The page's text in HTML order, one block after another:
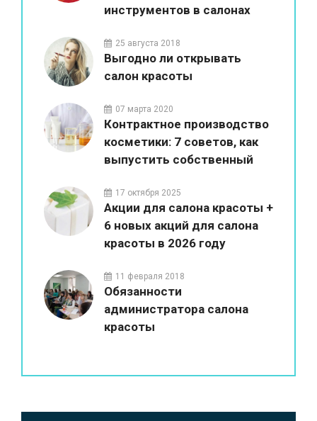
инструментов в салонах
25 августа 2018
Выгодно ли открывать
салон красоты
07 марта 2020
Контрактное производство
косметики: 7 советов, как
выпустить собственный
17 октября 2025
Акции для салона красоты +
6 новых акций для салона
красоты в 2026 году
11 февраля 2018
Обязанности
администратора салона
красоты